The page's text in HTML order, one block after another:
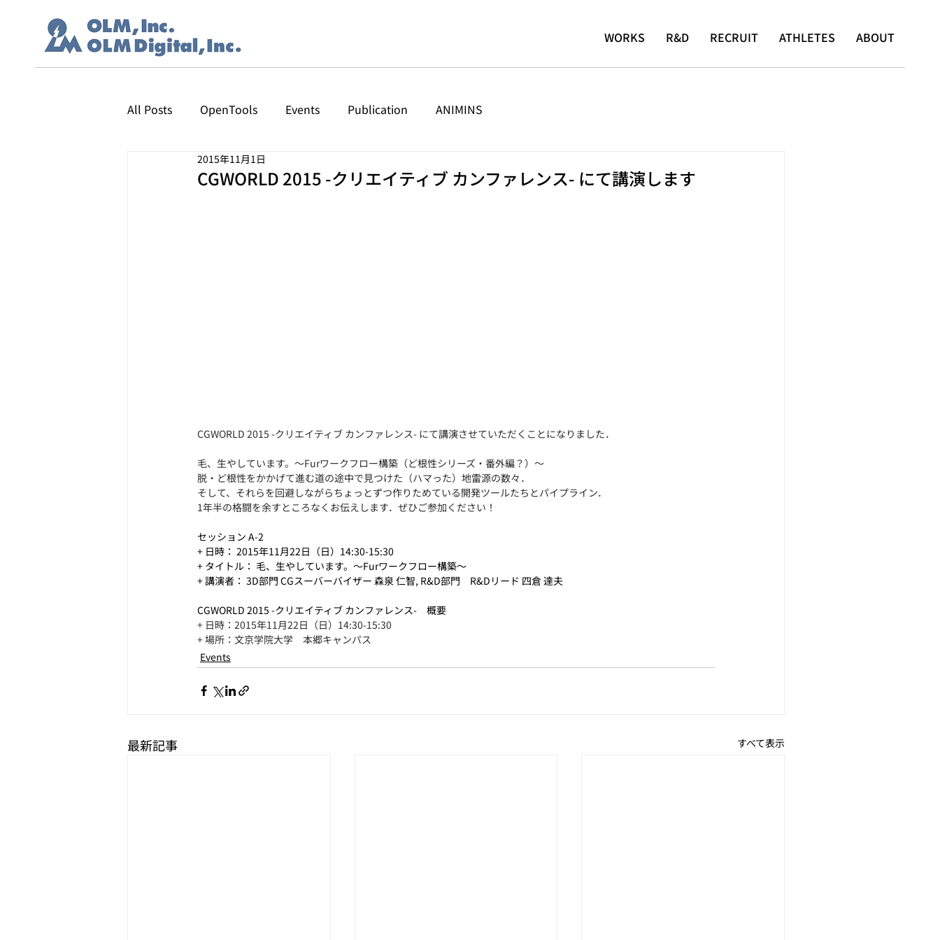
WORKS R&D RECRUIT ATHLETES ABOUT
All Posts OpenTools Events Publication ANIMINS
CGWORLD 2015 -クリエイティブ カンファレンス- にて講演します
2015年11月1日
CGWORLD 2015 -クリエイティブ カンファレンス- にて講演させていただくことになりました．
毛、生やしています。～Furワークフロー構築（ど根性シリーズ・番外編？）～
脱・ど根性をかかげて進む道の途中で見つけた（ハマった）地雷源の数々．
そして、それらを回避しながらちょっとずつ作りためている開発ツールたちとパイプライン．
1年半の格闘を余すところなくお伝えします．ぜひご参加ください！
セッション A-2
+ 日時： 2015年11月22日（日）14:30-15:30
+ タイトル： 毛、生やしています。〜Furワークフロー構築〜
+ 講演者： 3D部門 CGスーバーバイザー 森泉 仁智, R&D部門　R&Dリード 四倉 達夫
CGWORLD 2015 -クリエイティブ カンファレンス-　概要
+ 日時：2015年11月22日（日）14:30-15:30
+ 場所：文京学院大学　本郷キャンパス
Events
最新記事 すべて表示